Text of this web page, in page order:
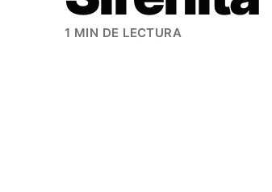
1 MIN DE LECTURA